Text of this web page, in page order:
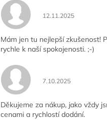
Hodnocení
12.11.2025
Mám jen tu nejlepší zkušenost!
rychle k naší spokojenosti. ;-)
Hodnocení
7.10.2025
Děkujeme za nákup, jako vždy
cenami a rychlostí dodání.